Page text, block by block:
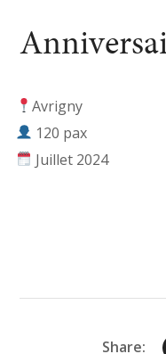
Avrigny
120 pax
Juillet 2024
Share: